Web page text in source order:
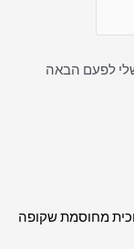
לפעם הבאה